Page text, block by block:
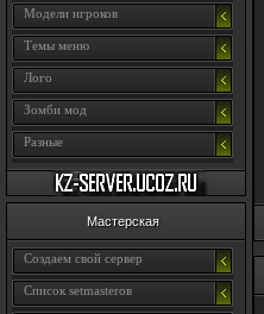
Модели игроков
Темы меню
Лого
Зомби мод
Разные
Мастерская
Создаем свой сервер
Список setmasterов